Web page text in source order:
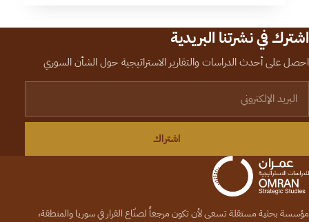
اشترك في نشرتنا البريدية
احصل على أحدث الدراسات والتقارير الاستراتيجية حول الشأن السوري
اشتراك
مؤسسة بحثية مستقلة تسعى لأن تكون مرجعاً لصنّاع القرار في سوريا والمنطقة،